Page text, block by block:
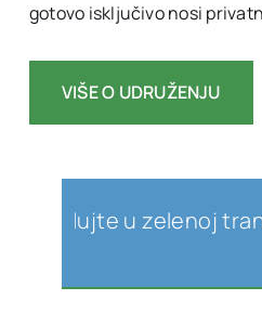
gotovo isključivo nosi
VIŠE O UDRUŽENJU
u zelenoj